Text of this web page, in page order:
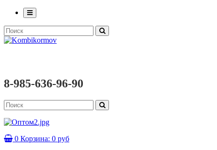
8-985-636-96-90
0 Корзина: 0 руб